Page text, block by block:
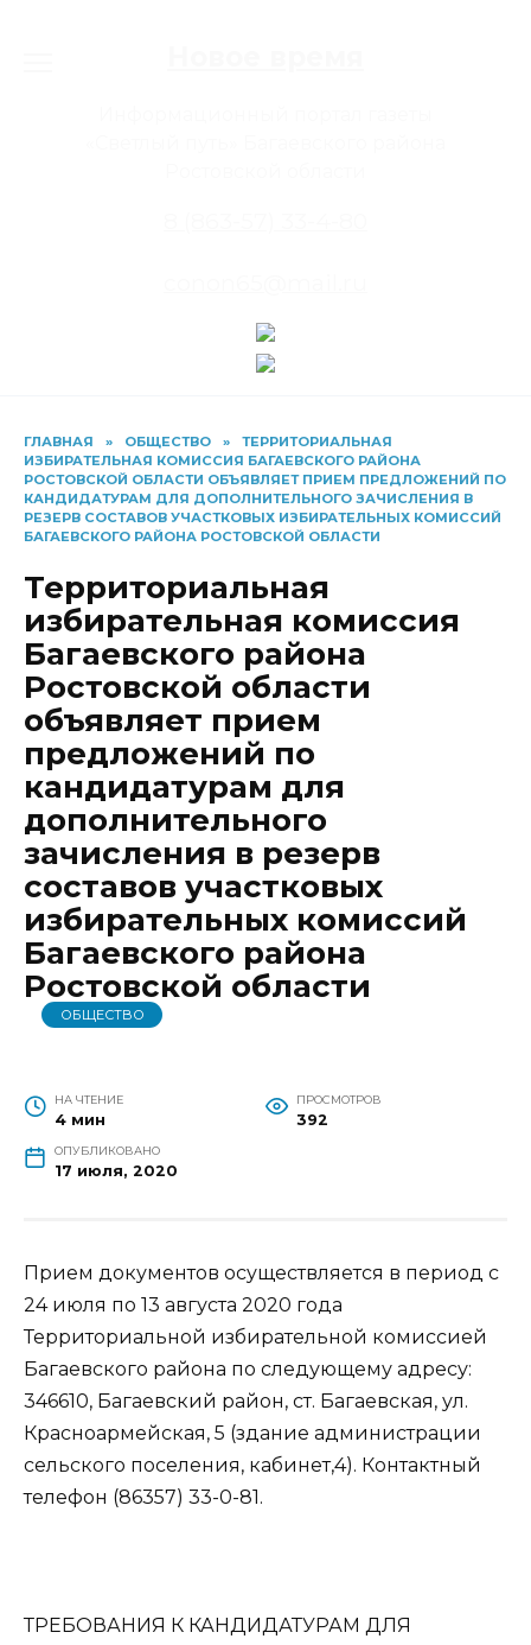
ГЛАВНАЯ » ОБЩЕСТВО »
ТЕРРИТОРИАЛЬНАЯ
ИЗБИРАТЕЛЬНАЯ КОМИССИЯ БАГАЕВСКОГО РАЙОНА
РОСТОВСКОЙ ОБЛАСТИ ОБЪЯВЛЯЕТ ПРИЕМ ПРЕДЛОЖЕНИЙ ПО
КАНДИДАТУРАМ ДЛЯ ДОПОЛНИТЕЛЬНОГО ЗАЧИСЛЕНИЯ В
РЕЗЕРВ СОСТАВОВ УЧАСТКОВЫХ ИЗБИРАТЕЛЬНЫХ КОМИССИЙ
БАГАЕВСКОГО РАЙОНА РОСТОВСКОЙ ОБЛАСТИ
Территориальная
избирательная комиссия
Багаевского района
Ростовской области
объявляет прием
предложений по
кандидатурам для
дополнительного
зачисления в резерв
составов участковых
избирательных комиссий
Багаевского района
Ростовской области
ОБЩЕСТВО
НА ЧТЕНИЕ
4 мин
ПРОСМОТРОВ
392
ОПУБЛИКОВАНО
17 июля, 2020
Прием документов осуществляется в период с
24 июля по 13 августа 2020 года
Территориальной избирательной комиссией
Багаевского района по следующему адресу:
346610, Багаевский район, ст. Багаевская, ул.
Красноармейская, 5 (здание администрации
сельского поселения, кабинет,4). Контактный
телефон (86357) 33-0-81.
ТРEБОВАНИЯ К КАНДИДАТУРАМ ДЛЯ